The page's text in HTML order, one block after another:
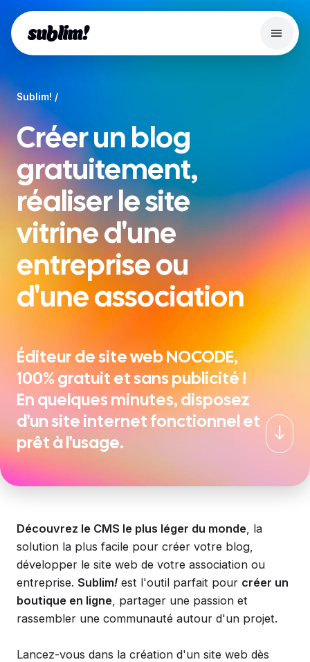
Menu
Fonctionnalités
Boutique en ligne
Server Edition
Outils Gratuits
Blog
Se connecter
Sublim!
Créer un blog
gratuitement,
réaliser le site
vitrine d'une
entreprise ou
d'une association
Éditeur de site web NOCODE,
100% gratuit et sans publicité !
En quelques minutes, disposez
d'un site internet fonctionnel et
prêt à l'usage.
South
Découvrez le CMS le plus léger du monde, la
solution la plus facile pour créer votre blog,
développer le site web de votre association ou
entreprise. Sublim! est l'outil parfait pour créer un
boutique en ligne, partager une passion et
rassembler une communauté autour d'un projet.
Lancez-vous dans la création d'un site web dès